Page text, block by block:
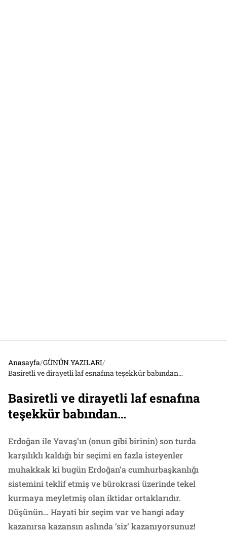
Anasayfa/GÜNÜN YAZILARI/
Basiretli ve dirayetli laf esnafına teşekkür babından…
Basiretli ve dirayetli laf esnafına
teşekkür babından…
Erdoğan ile Yavaş’ın (onun gibi birinin) son turda
karşılıklı kaldığı bir seçimi en fazla isteyenler
muhakkak ki bugün Erdoğan’a cumhurbaşkanlığı
sistemini teklif etmiş ve bürokrasi üzerinde tekel
kurmaya meyletmiş olan iktidar ortaklarıdır.
Düşünün… Hayati bir seçim var ve hangi aday
kazanırsa kazansın aslında ‘siz’ kazanıyorsunuz!